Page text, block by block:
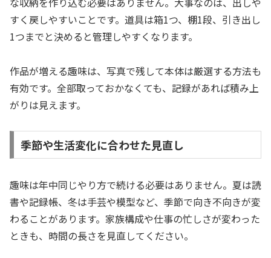
すく戻しやすいことです。道具は箱1つ、棚1段、引き出し
1つまでと決めると管理しやすくなります。
作品が増える趣味は、写真で残して本体は厳選する方法も
有効です。全部取っておかなくても、記録があれば積み上
がりは見えます。
季節や生活変化に合わせた見直し
趣味は年中同じやり方で続ける必要はありません。夏は読
書や記録帳、冬は手芸や模型など、季節で向き不向きが変
わることがあります。家族構成や仕事の忙しさが変わった
ときも、時間の長さを見直してください。